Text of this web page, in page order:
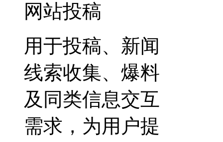
网站投稿
用于投稿、新闻
线索收集、爆料
及同类信息交互
需求，为用户提